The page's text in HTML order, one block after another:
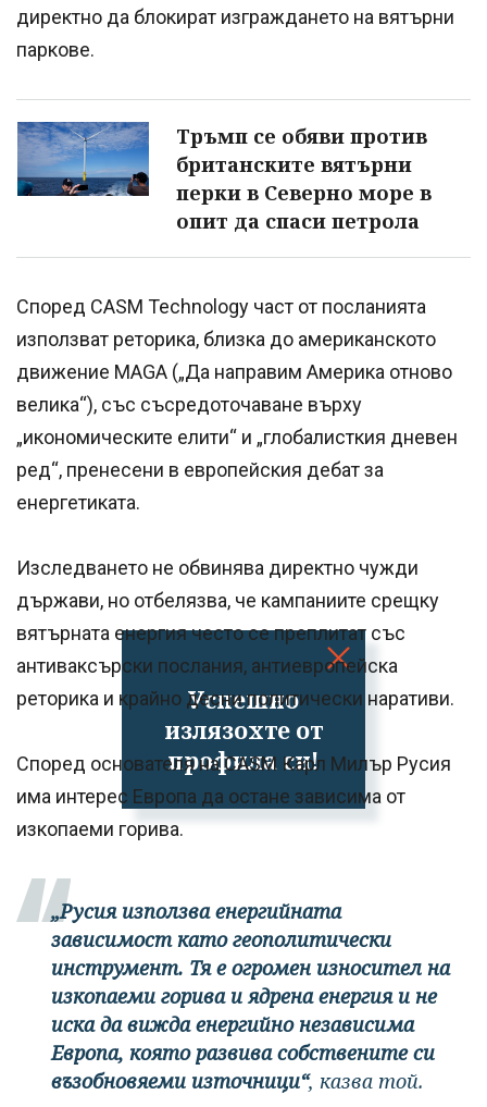
Успешно
излязохте от
профила си!
директно да блокират изграждането на вятърни
паркове.
Тръмп се обяви против
британските вятърни
перки в Северно море в
опит да спаси петрола
Според CASM Technology част от посланията
използват реторика, близка до американското
движение MAGA („Да направим Америка отново
велика“), със съсредоточаване върху
„икономическите елити“ и „глобалисткия дневен
ред“, пренесени в европейския дебат за
енергетиката.
Изследването не обвинява директно чужди
държави, но отбелязва, че кампаниите срещку
вятърната енергия често се преплитат със
антиваксърски послания, антиевропейска
реторика и крайно десни политически наративи.
Според основателя на CASM Карл Милър Русия
има интерес Европа да остане зависима от
изкопаеми горива.
„Русия използва енергийната
зависимост като геополитически
инструмент. Тя е огромен износител на
изкопаеми горива и ядрена енергия и не
иска да вижда енергийно независима
Европа, която развива собствените си
възобновяеми източници“, казва той.